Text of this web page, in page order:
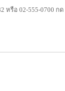
หรือ 02-555-0700 กด